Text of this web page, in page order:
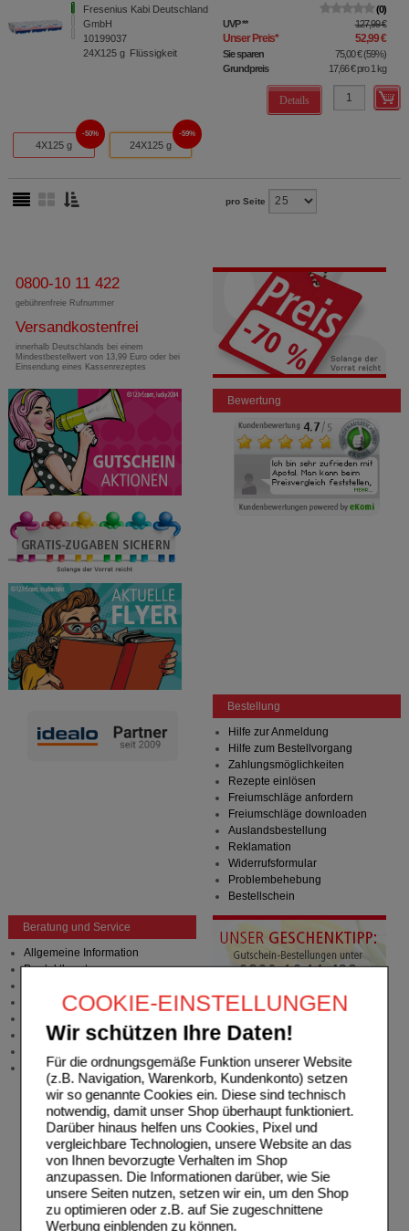
COOKIE-EINSTELLUNGEN
Wir schützen Ihre Daten!
Für die ordnungsgemäße Funktion unserer Website
(z.B. Navigation, Warenkorb, Kundenkonto) setzen
wir so genannte Cookies ein. Diese sind technisch
notwendig, damit unser Shop überhaupt funktioniert.
Darüber hinaus helfen uns Cookies, Pixel und
vergleichbare Technologien, unsere Website an das
von Ihnen bevorzugte Verhalten im Shop
anzupassen. Die Informationen darüber, wie Sie
unsere Seiten nutzen, setzen wir ein, um den Shop
zu optimieren oder z.B. auf Sie zugeschnittene
Werbung einblenden zu können.
Fresenius Kabi Deutschland
GmbH
10199037
24X125 g Flüssigkeit
0
UVP** 127,99 €
Unser Preis* 52,99 €
Sie sparen 75,00 €(59%)
Grundpreis
17,66 €pro 1 kg
Details
4X125 g
50%
24X125 g
59%
pro Seite
0800-10 11 422
gebührenfreie Rufnummer
Versandkostenfrei
innerhalb Deutschlands bei einem
Mindestbestellwert von 13,99 Euro oder bei
Einsendung eines Kassenrezeptes
Bewertung
Bestellung
Hilfe zur Anmeldung
Hilfe zum Bestellvorgang
Zahlungsmöglichkeiten
Rezepte einlösen
Freiumschläge anfordern
Freiumschläge downloaden
Auslandsbestellung
Reklamation
Widerrufsformular
Problembehebung
Bestellschein
Beratung und Service
Allgemeine Information
Produktberatung
Zuzahlungsfreie Arzneien
Newsletter
Stellenangebote